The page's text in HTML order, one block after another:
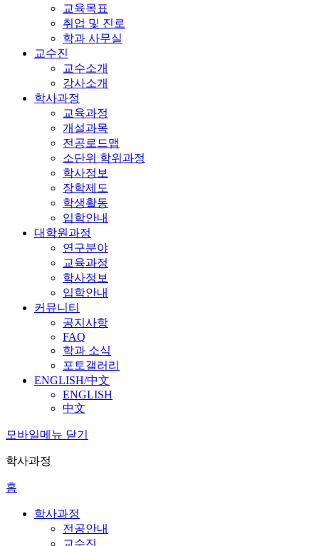
교육목표
취업 및 진로
학과 사무실
교수진
교수소개
강사소개
학사과정
교육과정
개설과목
전공로드맵
소단위 학위과정
학사정보
장학제도
학생활동
입학안내
대학원과정
연구분야
교육과정
학사정보
입학안내
커뮤니티
공지사항
FAQ
학과 소식
포토갤러리
ENGLISH/中文
ENGLISH
中文
모바일메뉴 닫기
학사과정
홈
학사과정
전공안내
교수진